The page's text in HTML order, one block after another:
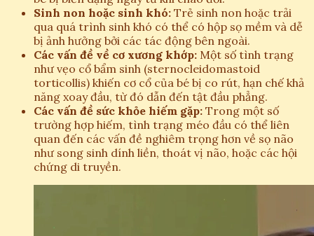
Sinh non hoặc sinh khó: Trẻ sinh non hoặc trải
qua quá trình sinh khó có thể có hộp sọ mềm và dễ
bị ảnh hưởng bởi các tác động bên ngoài.
Các vấn đề về cơ xương khớp: Một số tình trạng
như vẹo cổ bẩm sinh (sternocleidomastoid
torticollis) khiến cơ cổ của bé bị co rút, hạn chế khả
năng xoay đầu, từ đó dẫn đến tật đầu phẳng.
Các vấn đề sức khỏe hiếm gặp: Trong một số
trường hợp hiếm, tình trạng méo đầu có thể liên
quan đến các vấn đề nghiêm trọng hơn về sọ não
như song sinh dính liền, thoát vị não, hoặc các hội
chứng di truyền.